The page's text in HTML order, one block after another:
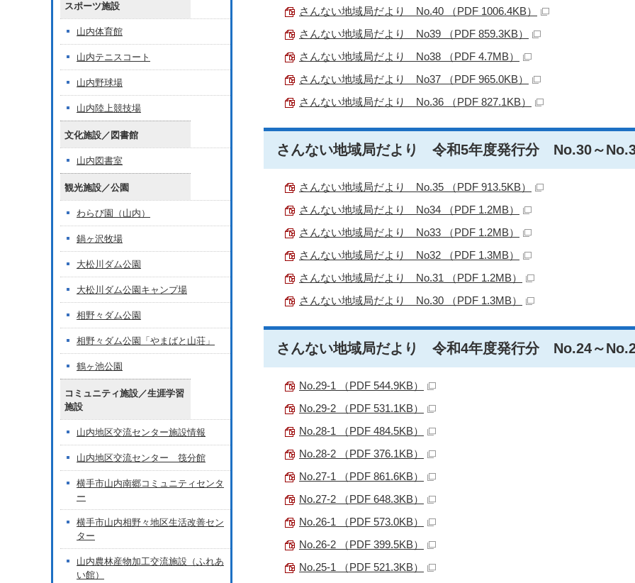
さんない地域局だより No.40 （PDF 1006.4KB）
さんない地域局だより No39 （PDF 859.3KB）
さんない地域局だより No38 （PDF 4.7MB）
さんない地域局だより No37 （PDF 965.0KB）
さんない地域局だより No.36 （PDF 827.1KB）
さんない地域局だより 令和5年度発行分 No.30～
さんない地域局だより No.35 （PDF 913.5KB）
さんない地域局だより No34 （PDF 1.2MB）
さんない地域局だより No33 （PDF 1.2MB）
さんない地域局だより No32 （PDF 1.3MB）
さんない地域局だより No.31 （PDF 1.2MB）
さんない地域局だより No.30 （PDF 1.3MB）
さんない地域局だより 令和4年度発行分 No.24～
No.29-1 （PDF 544.9KB）
No.29-2 （PDF 531.1KB）
No.28-1 （PDF 484.5KB）
No.28-2 （PDF 376.1KB）
No.27-1 （PDF 861.6KB）
No.27-2 （PDF 648.3KB）
No.26-1 （PDF 573.0KB）
No.26-2 （PDF 399.5KB）
No.25-1 （PDF 521.3KB）
スポーツ施設
山内体育館
山内テニスコート
山内野球場
山内陸上競技場
文化施設／図書館
山内図書室
観光施設／公園
わらび園（山内）
鍋ヶ沢牧場
大松川ダム公園
大松川ダム公園キャンプ場
相野々ダム公園
相野々ダム公園「やまばと山荘」
鶴ヶ池公園
コミュニティ施設／生涯学習
施設
山内地区交流センター施設情報
山内地区交流センター 筏分館
横手市山内南郷コミュニティセンタ
ー
横手市山内相野々地区生活改善セン
ター
山内農林産物加工交流施設（ふれあ
い館）